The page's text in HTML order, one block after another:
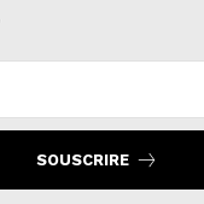
SOUSCRIRE